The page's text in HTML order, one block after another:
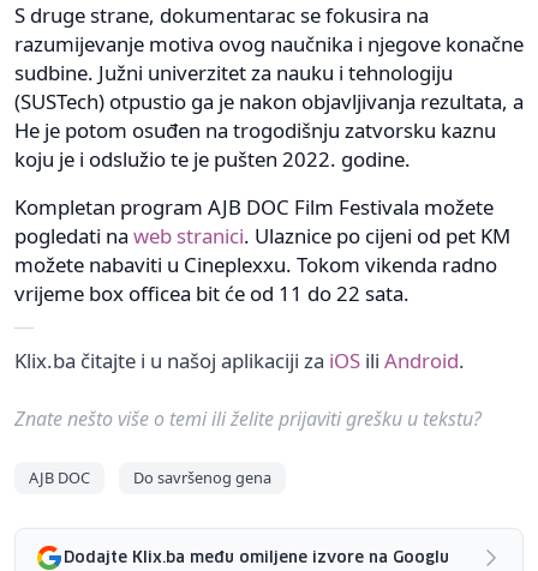
S druge strane, dokumentarac se fokusira na
razumijevanje motiva ovog naučnika i njegove konačne
sudbine. Južni univerzitet za nauku i tehnologiju
(SUSTech) otpustio ga je nakon objavljivanja rezultata, a
He je potom osuđen na trogodišnju zatvorsku kaznu
koju je i odslužio te je pušten 2022. godine.
Kompletan program AJB DOC Film Festivala možete
pogledati na web stranici. Ulaznice po cijeni od pet KM
možete nabaviti u Cineplexxu. Tokom vikenda radno
vrijeme box officea bit će od 11 do 22 sata.
Klix.ba čitajte i u našoj aplikaciji za iOS ili Android.
Znate nešto više o temi ili želite prijaviti grešku u tekstu?
AJB DOC Do savršenog gena
Dodajte Klix.ba među omiljene izvore na Googlu